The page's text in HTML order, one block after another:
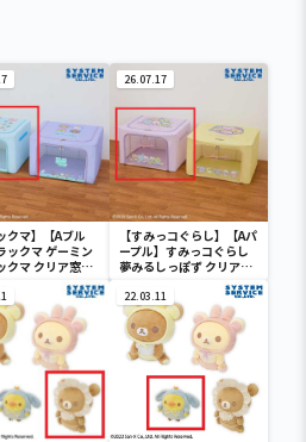
クマ】【Aブル
ックマ ゲーミン
クマ クリア窓付
26.07.17
【すみっコぐらし】【Aパ
ープル】すみっコぐらし
夢みるしっぽず クリア窓
22.03.11